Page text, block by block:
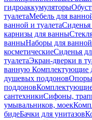
гидроаккумуляторы
туалетаМебель для
ванной и туалетаСиденья
карнизы для ванны
ванныНаборы для ванной
косметическиеСиденья
туалетаЭкран-дверки в
ванную Комплектующие
душевых поддоновОпоры
поддонов
сантехникиСифоны,
умывальников, моек
бидеБачки для унитазов